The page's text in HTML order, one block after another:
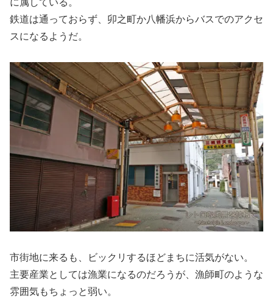
鉄道は通っておらず、卯之町か八幡浜からバスでのアクセ
スになるようだ。
市街地に来るも、ビックリするほどまちに活気がない。
主要産業としては漁業になるのだろうが、漁師町のような
雰囲気もちょっと弱い。